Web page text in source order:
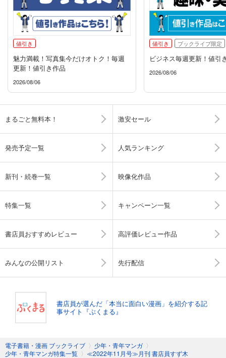
値引き
魅力満載！写真集今だけオトク！毎週
更新！値引き作品
2026/08/06
値引き ブックライブ限定
ビジネス毎週更新！値引
2026/08/06
まるごと無料本！ 激安セール
発売予定一覧 人気ランキング
新刊・続巻一覧 映像化作品
特集一覧 キャンペーン一覧
書店員おすすめレビュー 高評価レビュー作品
みんなの公開リスト 先行配信
書店員が選んだ「本当に面白い漫画」を紹介する記
事サイト『ぶくまる』
電子書籍・漫画 ブックライブ 〉 少年・青年マンガ 〉
少年・青年マンガ特集一覧 〉 ≪2022年11月号≫月刊 書店員すず木